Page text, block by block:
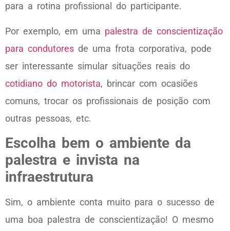
para a rotina profissional do participante.
Por exemplo, em uma palestra de conscientização
para condutores de uma frota corporativa, pode
ser interessante simular situações reais do
cotidiano do motorista, brincar com ocasiões
comuns, trocar os profissionais de posição com
outras pessoas, etc.
Escolha bem o ambiente da
palestra e invista na
infraestrutura
Sim, o ambiente conta muito para o sucesso de
uma boa palestra de conscientização! O mesmo